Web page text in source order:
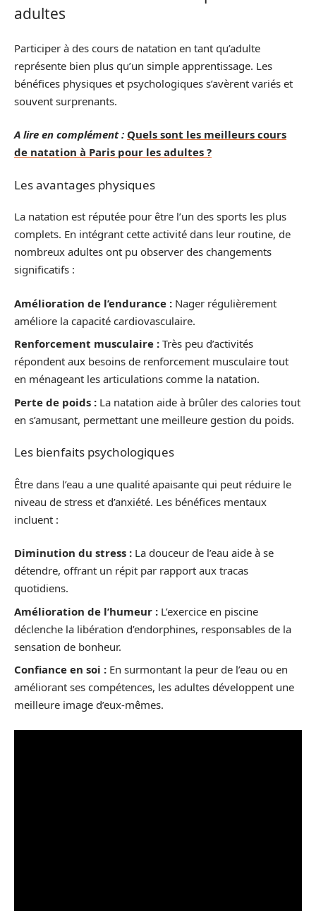
adultes
Participer à des cours de natation en tant qu’adulte
représente bien plus qu’un simple apprentissage. Les
bénéfices physiques et psychologiques s’avèrent variés et
souvent surprenants.
A lire en complément : Quels sont les meilleurs cours
de natation à Paris pour les adultes ?
Les avantages physiques
La natation est réputée pour être l’un des sports les plus
complets. En intégrant cette activité dans leur routine, de
nombreux adultes ont pu observer des changements
significatifs :
Amélioration de l’endurance : Nager régulièrement
améliore la capacité cardiovasculaire.
Renforcement musculaire : Très peu d’activités
répondent aux besoins de renforcement musculaire tout
en ménageant les articulations comme la natation.
Perte de poids : La natation aide à brûler des calories tout
en s’amusant, permettant une meilleure gestion du poids.
Les bienfaits psychologiques
Être dans l’eau a une qualité apaisante qui peut réduire le
niveau de stress et d’anxiété. Les bénéfices mentaux
incluent :
Diminution du stress : La douceur de l’eau aide à se
détendre, offrant un répit par rapport aux tracas
quotidiens.
Amélioration de l’humeur : L’exercice en piscine
déclenche la libération d’endorphines, responsables de la
sensation de bonheur.
Confiance en soi : En surmontant la peur de l’eau ou en
améliorant ses compétences, les adultes développent une
meilleure image d’eux-mêmes.